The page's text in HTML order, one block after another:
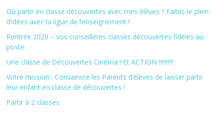
Où partir en classe découvertes avec mes élèves ? Faites le plein
d’idées avec la ligue de l’enseignement !
Rentrée 2020 – vos conseillères classes découvertes fidèles au
poste
Une classe de Découvertes Cinéma ! Et ACTION !!!!!!!!!!
Votre mission : Convaincre les Parents d’élèves de laisser partir
leur enfant en classe de découvertes !
Partir à 2 classes